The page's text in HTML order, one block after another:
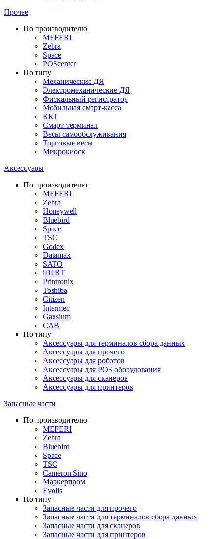
Прочее
По производителю
MEFERI
Zebra
Space
POScenter
По типу
Механические ДЯ
Электромеханические ДЯ
Фискальный регистратор
Мобильная смарт-касса
ККТ
Смарт-терминал
Весы самообслуживания
Торговые весы
Микрокиоск
Аксессуары
По производителю
MEFERI
Zebra
Honeywell
Bluebird
Space
TSC
Godex
Datamax
SATO
iDPRT
Printronix
Toshiba
Citizen
Intermec
Gausium
CAB
По типу
Аксессуары для терминалов сбора данных
Аксессуары для прочего
Аксессуары для роботов
Аксессуары для POS оборудования
Аксессуары для сканеров
Аксессуары для принтеров
Запасные части
По производителю
MEFERI
Zebra
Bluebird
Space
TSC
Cameron Sino
Маркерпром
Evolis
По типу
Запасные части для прочего
Запасные части для терминалов сбора данных
Запасные части для сканеров
Запасные части для принтеров